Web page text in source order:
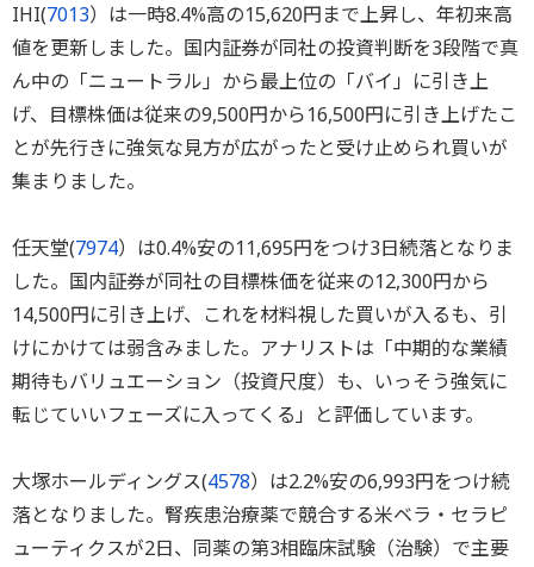
IHI(7013）は一時8.4%高の15,620円まで上昇し、年初来高
値を更新しました。国内証券が同社の投資判断を3段階で真
ん中の「ニュートラル」から最上位の「バイ」に引き上
げ、目標株価は従来の9,500円から16,500円に引き上げたこ
とが先行きに強気な見方が広がったと受け止められ買いが
集まりました。
任天堂(7974）は0.4%安の11,695円をつけ3日続落となりま
した。国内証券が同社の目標株価を従来の12,300円から
14,500円に引き上げ、これを材料視した買いが入るも、引
けにかけては弱含みました。アナリストは「中期的な業績
期待もバリュエーション（投資尺度）も、いっそう強気に
転じていいフェーズに入ってくる」と評価しています。
大塚ホールディングス(4578）は2.2%安の6,993円をつけ続
落となりました。腎疾患治療薬で競合する米ベラ・セラピ
ューティクスが2日、同薬の第3相臨床試験（治験）で主要